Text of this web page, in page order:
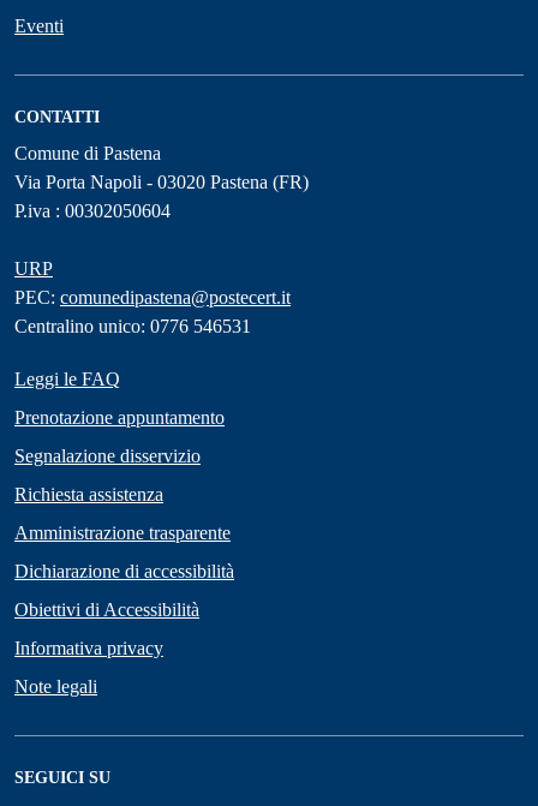
Eventi
CONTATTI
Comune di Pastena
Via Porta Napoli - 03020 Pastena (FR)
P.iva : 00302050604
URP
PEC: comunedipastena@postecert.it
Centralino unico: 0776 546531
Leggi le FAQ
Prenotazione appuntamento
Segnalazione disservizio
Richiesta assistenza
Amministrazione trasparente
Dichiarazione di accessibilità
Obiettivi di Accessibilità
Informativa privacy
Note legali
SEGUICI SU